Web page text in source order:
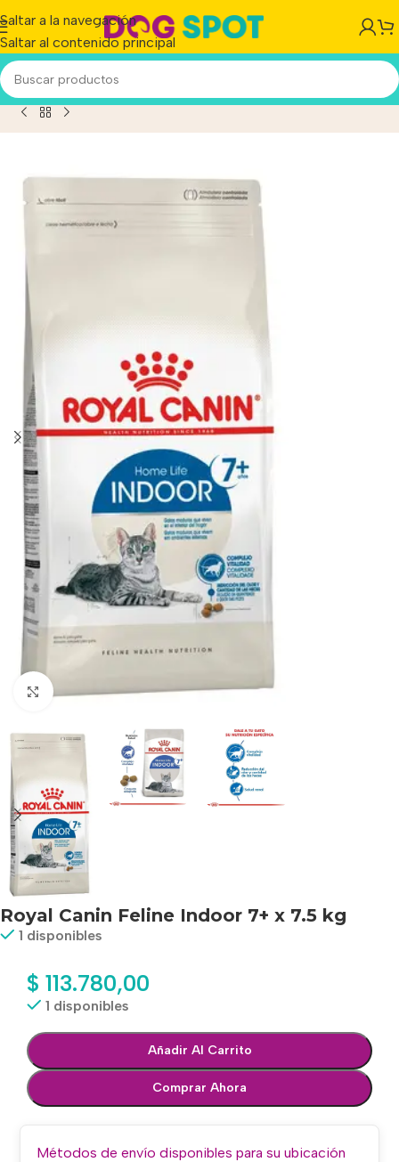
Saltar a la navegación
Saltar al contenido principal
Inicio/ Producto/
Haga clic para ampliar
Royal Canin Feline Indoor 7+ x 7.5 kg
1 disponibles
$ 113.780,00
1 disponibles
Añadir Al Carrito
Comprar Ahora
Métodos de envío disponibles para su ubicación